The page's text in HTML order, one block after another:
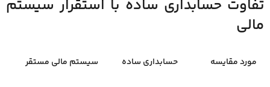
تفاوت حسابداری ساده با استقرار سیستم
مالی
مورد مقایسه حسابداری ساده سیستم مالی مستقر